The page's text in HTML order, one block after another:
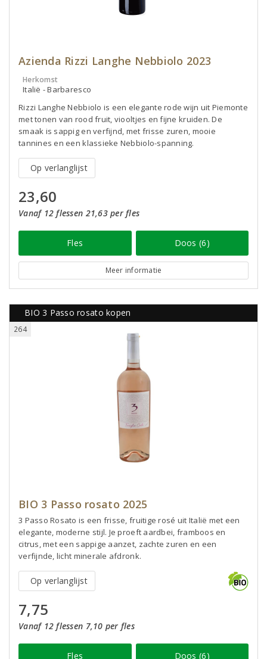
Azienda Rizzi Langhe Nebbiolo 2023
Herkomst
Italië - Barbaresco
Rizzi Langhe Nebbiolo is een elegante rode wijn uit Piemonte
met tonen van rood fruit, viooltjes en fijne kruiden. De
smaak is sappig en verfijnd, met frisse zuren, mooie
tannines en een klassieke Nebbiolo-spanning.
Op verlanglijst
23,60
Vanaf 12 flessen 21,63 per fles
Fles Doos (6)
Meer informatie
BIO 3 Passo rosato kopen
264
BIO 3 Passo rosato 2025
3 Passo Rosato is een frisse, fruitige rosé uit Italië met een
elegante, moderne stijl. Je proeft aardbei, framboos en
citrus, met een sappige aanzet, zachte zuren en een
verfijnde, licht minerale afdronk.
Op verlanglijst
7,75
Vanaf 12 flessen 7,10 per fles
Fles Doos (6)